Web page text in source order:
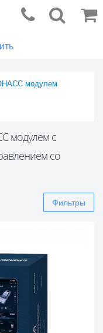
модулем
модулем с
со
Фильтры